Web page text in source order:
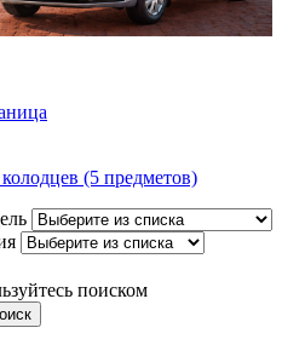
(5 предметов)
поиском